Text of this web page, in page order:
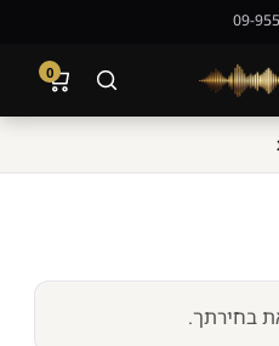
09-
0
בחירתך.